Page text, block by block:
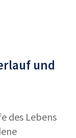
und
des Lebens